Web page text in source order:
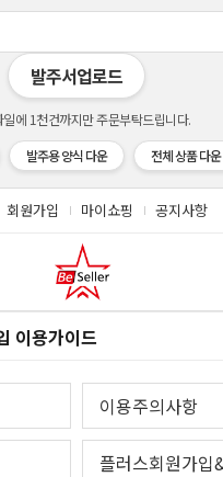
발주서업로드
에 1천건까지만 주문부탁드립니다.
발주용 양식 다운 전체 상품 다운
회원가입 마이쇼핑 공지사항
이용가이드
이용주의사항
플러스회원가입